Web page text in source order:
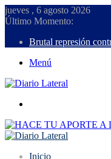
jueves , 6 agosto 2026
Último Momento:
Brutal represión
Menú
Inicio